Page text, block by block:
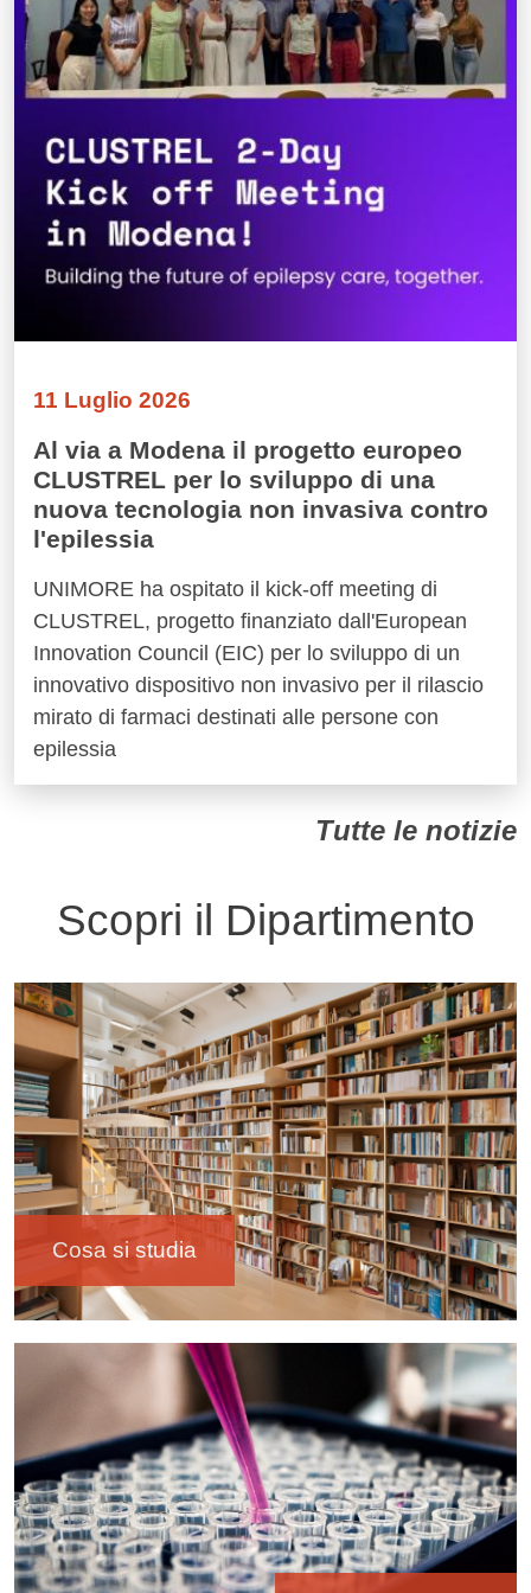
11 Luglio 2026
Al via a Modena il progetto europeo
CLUSTREL per lo sviluppo di una
nuova tecnologia non invasiva contro
l'epilessia
UNIMORE ha ospitato il kick-off meeting di
CLUSTREL, progetto finanziato dall'European
Innovation Council (EIC) per lo sviluppo di un
innovativo dispositivo non invasivo per il rilascio
mirato di farmaci destinati alle persone con
epilessia
Tutte le notizie
Scopri il Dipartimento
Immagine
Cosa si studia
Immagine